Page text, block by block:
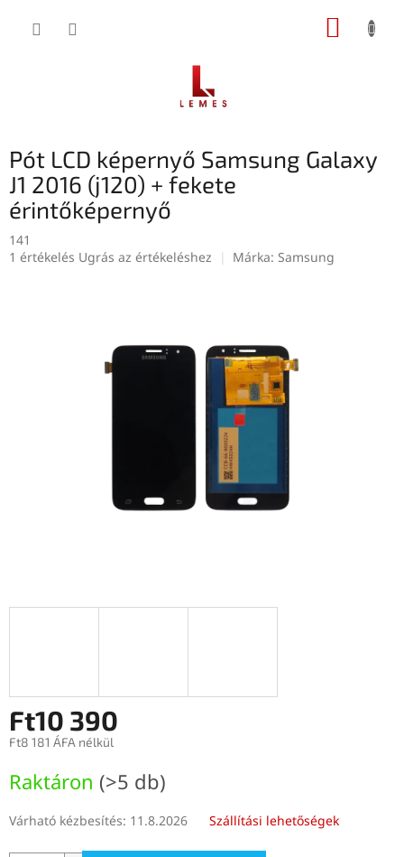
KOSÁR
Pót LCD képernyő Samsung Galaxy
J1 2016 (j120) + fekete
érintőképernyő
141
A1 értékelés Ugrás az értékeléshez Márka: Samsung
Ft10 390
Ft8 181 ÁFA nélkül
Raktáron (>5 db)
Várható kézbesítés: 11.8.2026 Szállítási lehetőségek